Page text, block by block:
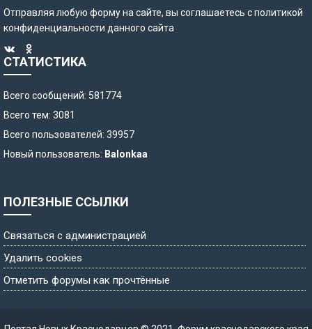
Отправляя любую форму на сайте, вы соглашаетесь сполитикой
конфиденциальности данного сайта
СТАТИСТИКА
Всего сообщений: 581774
Всего тем: 3081
Всего пользователей: 39957
Новый пользователь: Balonkaa
ПОЛЕЗНЫЕ ССЫЛКИ
Связаться с администрацией
Удалить cookies
Отметить форумы как прочтённые